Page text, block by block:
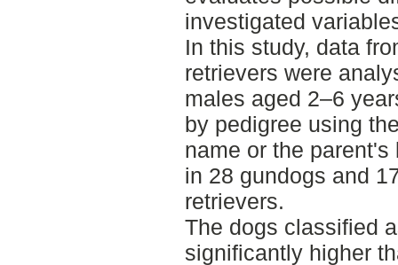
investigated
In this study, data
retrievers were
males aged 2–6
by pedigree using
name or the
in 28 gundogs and
retrievers.
The dogs classified
significantly higher